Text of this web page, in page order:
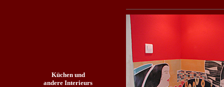
Küchen und
andere Interieurs